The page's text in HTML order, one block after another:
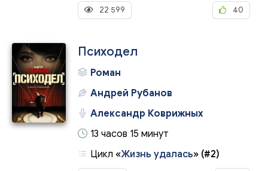
22 599 40
Психодел
Роман
Андрей Рубанов
Александр Коврижных
13 часов 15 минут
Цикл «Жизнь удалась» (#2)